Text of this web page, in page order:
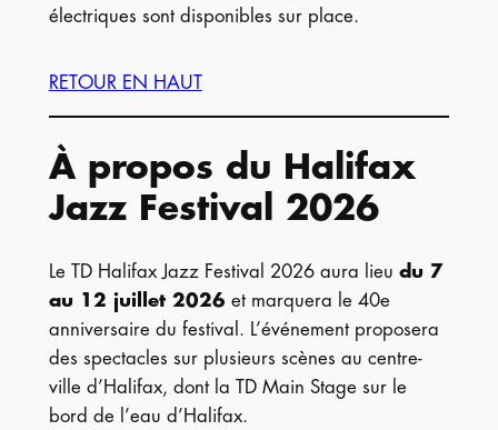
électriques sont disponibles sur place.
RETOUR EN HAUT
À propos du Halifax
Jazz Festival 2026
Le TD Halifax Jazz Festival 2026 aura lieu du 7
au 12 juillet 2026 et marquera le 40e
anniversaire du festival. L’événement proposera
des spectacles sur plusieurs scènes au centre-
ville d’Halifax, dont la TD Main Stage sur le
bord de l’eau d’Halifax.